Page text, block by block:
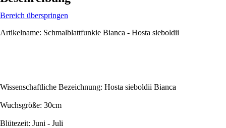
Bereich überspringen
Artikelname: Schmalblattfunkie Bianca - Hosta sieboldii
Wissenschaftliche Bezeichnung: Hosta sieboldii Bianca
Wuchsgröße: 30cm
Blütezeit: Juni - Juli